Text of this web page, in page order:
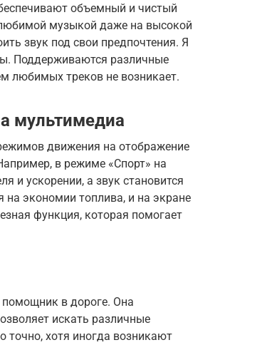
объемный и чистый
музыкой даже на высокой
звук под свои предпочтения. Я
Поддерживаются различные
любимых треков не возникает.
мультимедиа
движения на отображение
в режиме «Спорт» на
и ускорении, а звук становится
экономии топлива, и на экране
функция, которая помогает
помощник в дороге. Она
искать различные
точно, хотя иногда возникают